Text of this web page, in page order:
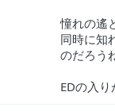
憧れの遙
同時に知
のだろう
EDの入り